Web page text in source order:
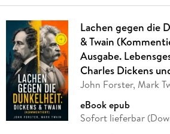
Lachen gegen die
& Twain
Ausgabe.
Charles Dickens
John Forster, Mark
eBook epub
Sofort lieferbar